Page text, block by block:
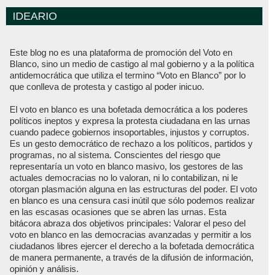
IDEARIO
Este blog no es una plataforma de promoción del Voto en
Blanco, sino un medio de castigo al mal gobierno y a la política
antidemocrática que utiliza el termino “Voto en Blanco” por lo
que conlleva de protesta y castigo al poder inicuo.
El voto en blanco es una bofetada democrática a los poderes
políticos ineptos y expresa la protesta ciudadana en las urnas
cuando padece gobiernos insoportables, injustos y corruptos.
Es un gesto democrático de rechazo a los políticos, partidos y
programas, no al sistema. Conscientes del riesgo que
representaría un voto en blanco masivo, los gestores de las
actuales democracias no lo valoran, ni lo contabilizan, ni le
otorgan plasmación alguna en las estructuras del poder. El voto
en blanco es una censura casi inútil que sólo podemos realizar
en las escasas ocasiones que se abren las urnas. Esta
bitácora abraza dos objetivos principales: Valorar el peso del
voto en blanco en las democracias avanzadas y permitir a los
ciudadanos libres ejercer el derecho a la bofetada democrática
de manera permanente, a través de la difusión de información,
opinión y análisis.